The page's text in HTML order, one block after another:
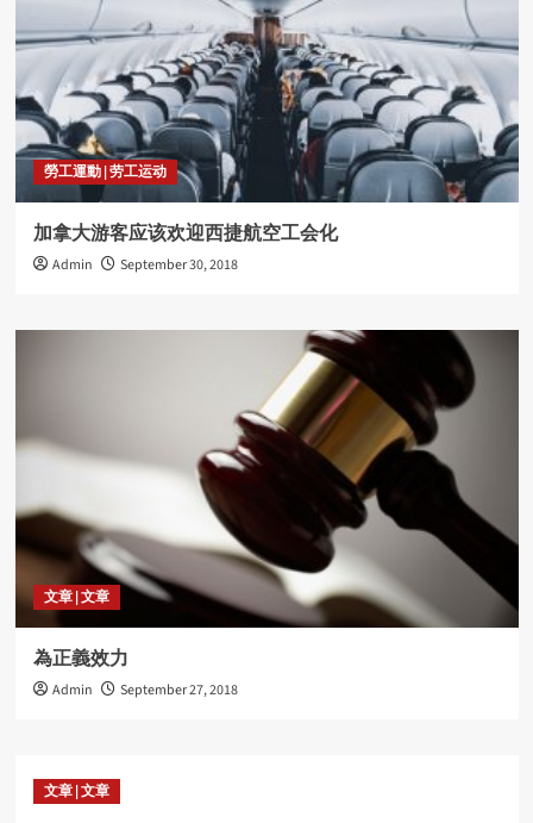
勞工運動 | 劳工运动
加拿大游客应该欢迎西捷航空工会化
Admin September 30, 2018
文章 | 文章
為正義效力
Admin September 27, 2018
文章 | 文章